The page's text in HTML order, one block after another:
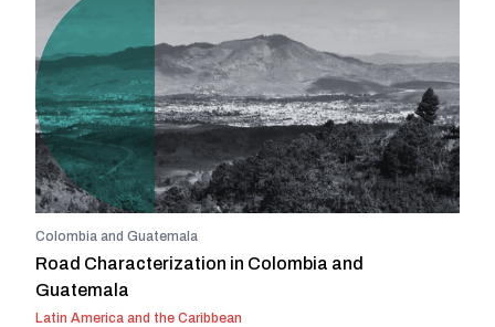
Colombia and Guatemala
Road Characterization in Colombia and
Guatemala
Latin America and the Caribbean